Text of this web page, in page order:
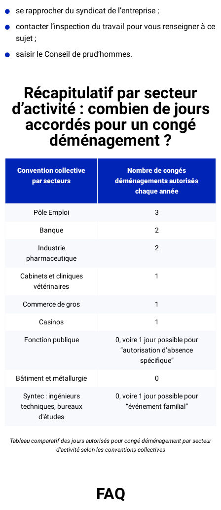
se rapprocher du syndicat de l’entreprise ;
contacter l’inspection du travail pour vous renseigner à ce
sujet ;
saisir le Conseil de prud’hommes.
Récapitulatif par secteur
d’activité : combien de jours
accordés pour un congé
déménagement ?
Convention collective
par secteurs
Nombre de congés
déménagements autorisés
chaque année
Pôle Emploi 3
Banque 2
Industrie
pharmaceutique
2
Cabinets et cliniques
vétérinaires
1
Commerce de gros 1
Casinos 1
Fonction publique
0, voire 1 jour possible pour
“autorisation d’absence
spécifique”
Bâtiment et métallurgie 0
Syntec : ingénieurs
techniques, bureaux
d'études
0, voire 1 jour possible pour
“événement familial”
Tableau comparatif des jours autorisés pour congé déménagement par secteur
d’activité selon les conventions collectives
FAQ